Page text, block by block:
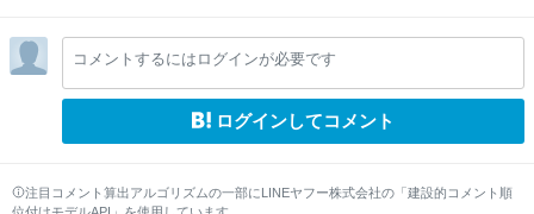
コメントするにはログインが必要です
ログインしてコメント
注目コメント算出アルゴリズムの一部にLINEヤフー株式会社の「建設的コメント順